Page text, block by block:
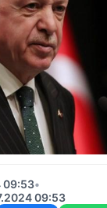
09:53•
09:53